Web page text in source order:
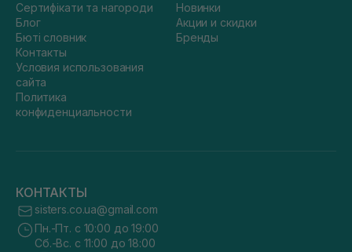
Сертифікати та нагороди
Блог
Бюті словник
Контакты
Условия использования
сайта
Политика
конфиденциальности
Новинки
Акции и скидки
Бренды
КОНТАКТЫ
sisters.co.ua@gmail.com
Пн.-Пт. с 10:00 до 19:00
Сб.-Вс. с 11:00 до 18:00